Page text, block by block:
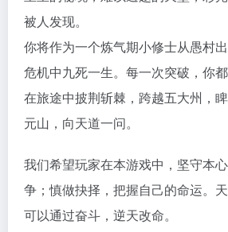
被人发现。
你将作为一个炼气期小修士从愚村
危机中九死一生。每一次突破，你
在旅途中披荆斩棘，跨越五大州，
元山，向天道一问。
我们希望玩家在本游戏中，坚守本
争；慎做抉择，把握自己的命运。
可以通过奋斗，逆天改命。